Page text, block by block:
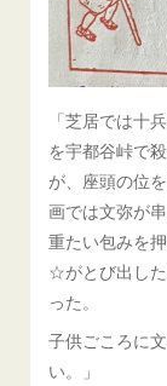
「芝居では十
を宇都谷峠で
が、座頭の位
画では文弥が
重たい包みを
☆がとび出し
った。
子供ごころに
い。」